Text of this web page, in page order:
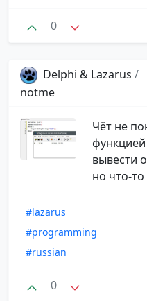
0
Delphi & Lazarus /
notme
Чёт не
вывести
но что-
#lazarus
#programming
#russian
0